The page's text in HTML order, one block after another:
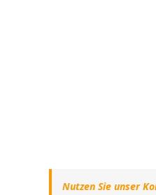
Nutzen Sie unser